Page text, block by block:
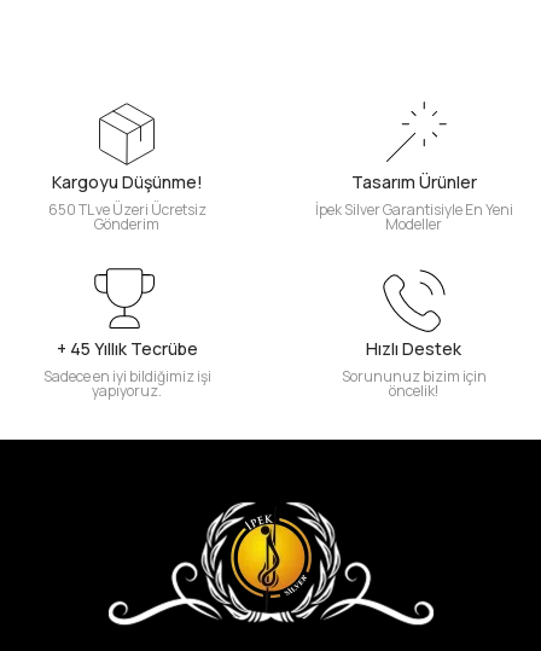
Kargoyu Düşünme!
650 TL ve Üzeri Ücretsiz
Gönderim
Tasarım Ürünler
İpek Silver Garantisiyle En Yeni
Modeller
+ 45 Yıllık Tecrübe
Sadece en iyi bildiğimiz işi
yapıyoruz.
Hızlı Destek
Sorununuz bizim için
öncelik!